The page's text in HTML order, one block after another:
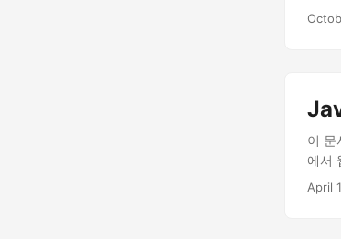
이 문
에서
April